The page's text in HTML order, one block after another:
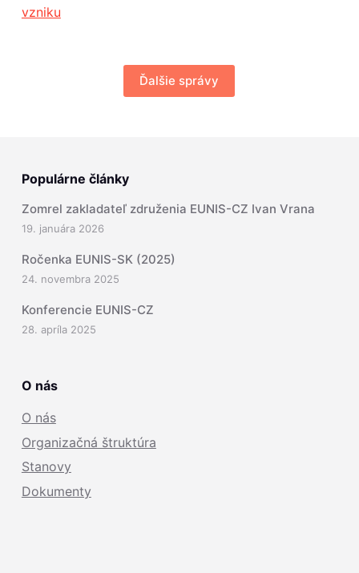
vzniku
Ďalšie správy
Populárne články
Zomrel zakladateľ združenia EUNIS-CZ Ivan Vrana
19. januára 2026
Ročenka EUNIS-SK (2025)
24. novembra 2025
Konferencie EUNIS-CZ
28. apríla 2025
O nás
O nás
Organizačná štruktúra
Stanovy
Dokumenty